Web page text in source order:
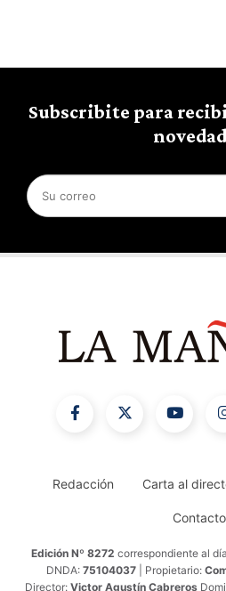
Subscribite para
Redacción Carta al
Contacto
Edición Nº 8272 correspondiente al día
DNDA: 75104037 | Propietario:
Director: Victor Agustín Cabreros